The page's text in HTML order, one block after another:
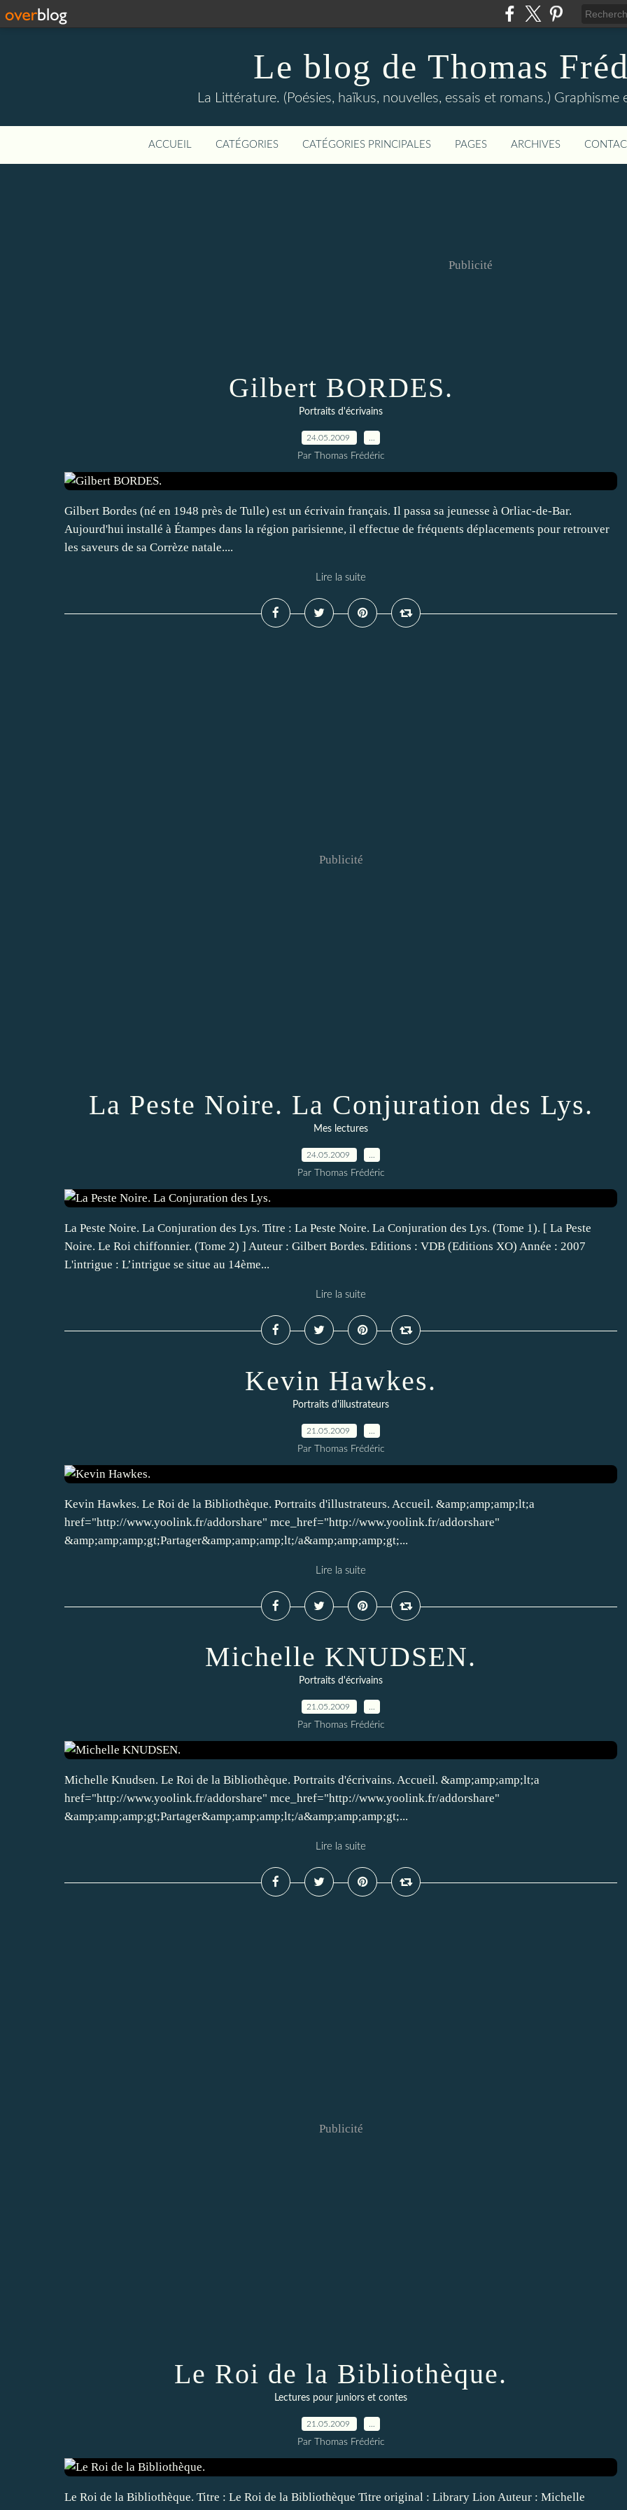
Le blog de Thomas
La Littérature. (Poésies, haïkus, nouvelles, essais et romans.)
ACCUEIL CATÉGORIES CATÉGORIES PRINCIPALES PAGES ARCHIVES
Publicité
Gilbert BORDES.
Portraits d'écrivains
24.05.2009
Par Thomas Frédéric
Gilbert Bordes (né en 1948 près de Tulle) est un écrivain français. Il passa sa jeunesse à Orliac-de-Bar.
Aujourd'hui installé à Étampes dans la région parisienne, il effectue de fréquents déplacements pour retrouver
les saveurs de sa Corrèze natale....
Lire la suite
Publicité
La Peste Noire. La Conjuration des Lys.
Mes lectures
24.05.2009
Par Thomas Frédéric
La Peste Noire. La Conjuration des Lys. Titre : La Peste Noire. La Conjuration des Lys. (Tome 1). [ La Peste
Noire. Le Roi chiffonnier. (Tome 2) ] Auteur : Gilbert Bordes. Editions : VDB (Editions XO) Année : 2007
L'intrigue : L’intrigue se situe au 14ème...
Lire la suite
Kevin Hawkes.
Portraits d'illustrateurs
21.05.2009
Par Thomas Frédéric
Kevin Hawkes. Le Roi de la Bibliothèque. Portraits d'illustrateurs. Accueil. &amp;amp;amp;lt;a
href="http://www.yoolink.fr/addorshare" mce_href="http://www.yoolink.fr/addorshare"
&amp;amp;amp;gt;Partager&amp;amp;amp;lt;/a&amp;amp;amp;gt;...
Lire la suite
Michelle KNUDSEN.
Portraits d'écrivains
21.05.2009
Par Thomas Frédéric
Michelle Knudsen. Le Roi de la Bibliothèque. Portraits d'écrivains. Accueil. &amp;amp;amp;lt;a
href="http://www.yoolink.fr/addorshare" mce_href="http://www.yoolink.fr/addorshare"
&amp;amp;amp;gt;Partager&amp;amp;amp;lt;/a&amp;amp;amp;gt;...
Lire la suite
Publicité
Le Roi de la Bibliothèque.
Lectures pour juniors et contes
21.05.2009
Par Thomas Frédéric
Le Roi de la Bibliothèque. Titre : Le Roi de la Bibliothèque Titre original : Library Lion Auteur : Michelle